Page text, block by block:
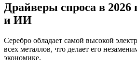
Драйверы спроса в 2026
и ИИ
Серебро обладает самой высокой
всех металлов, что делает его
экономике.